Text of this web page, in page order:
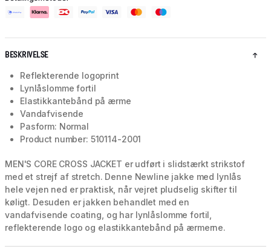
BESKRIVELSE
Reflekterende logoprint
Lynlåslomme fortil
Elastikkantebånd på ærme
Vandafvisende
Pasform: Normal
Product number: 510114-2001
MEN'S CORE CROSS JACKET er udført i slidstærkt strikstof
med et strejf af stretch. Denne Newline jakke med lynlås
hele vejen ned er praktisk, når vejret pludselig skifter til
køligt. Desuden er jakken behandlet med en
vandafvisende coating, og har lynlåslomme fortil,
reflekterende logo og elastikkantebånd på ærmerne.